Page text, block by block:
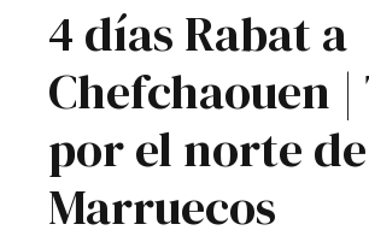
4 días Rabat a
Chefchaouen
por el norte de
Marruecos